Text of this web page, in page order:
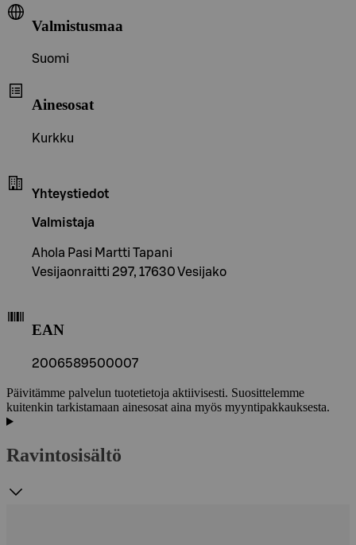
Valmistusmaa
Suomi
Ainesosat
Kurkku
Yhteystiedot
Valmistaja
Ahola Pasi Martti Tapani
Vesijaonraitti 297, 17630 Vesijako
EAN
2006589500007
Päivitämme palvelun tuotetietoja aktiivisesti. Suosittelemme
kuitenkin tarkistamaan ainesosat aina myös myyntipakkauksesta.
Ravintosisältö